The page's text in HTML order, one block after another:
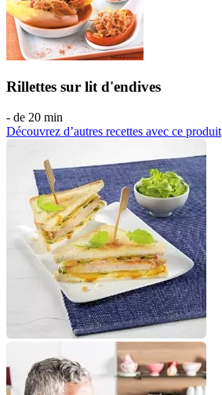
Rillettes sur lit d'endives
- de 20 min
Découvrez d’autres recettes avec ce produit